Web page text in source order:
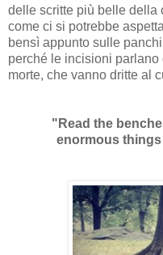
delle scritte più belle della
come ci si potrebbe
bensì appunto sulle
perché le incisioni parlano
morte, che vanno dritte al
"Read the
enormous